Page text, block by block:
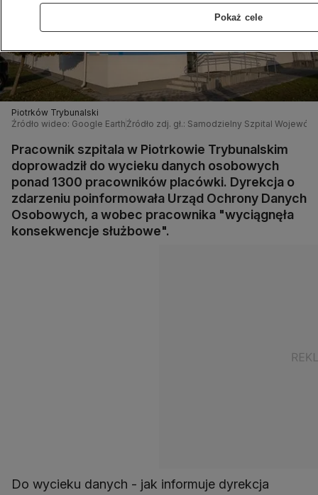
Piotrków Trybunalski
Źródło wideo: Google Earth Źródło zdj. gł.: Samodzielny Szpital
Pracownik szpitala w Piotrkowie Trybunalskim
doprowadził do wycieku danych osobowych
ponad 1300 pracowników placówki. Dyrekcja o
zdarzeniu poinformowała Urząd Ochrony Danych
Osobowych, a wobec pracownika "wyciągnęła
konsekwencje służbowe".
Do wycieku danych - jak informuje dyrekcja
Pokaż cele